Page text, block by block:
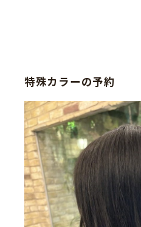
特殊カラーの予約